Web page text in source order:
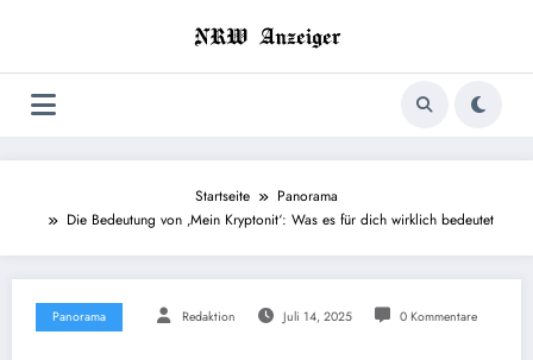
Startseite
Panorama
Die Bedeutung von ‚Mein Kryptonit‘: Was es für dich wirklich bedeutet
Panorama Redaktion Juli 14, 2025 0 Kommentare